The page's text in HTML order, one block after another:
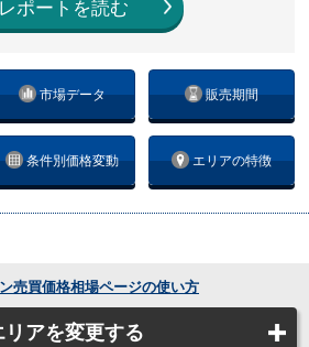
市場データ 販売期間
条件別価格変動 エリアの特徴
レポートを読む
アを変更する
売買価格相場ページの使い方